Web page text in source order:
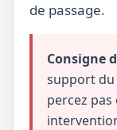
de passage.
Consigne
support du
percez